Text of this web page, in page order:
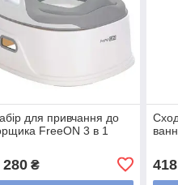
для привчання до
FreeON 3 в 1
280₴ 418